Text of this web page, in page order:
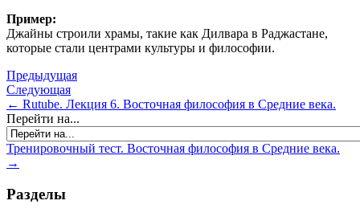
Пример:
Джайны строили храмы, такие как Дилвара в Раджастане,
которые стали центрами культуры и философии.
Предыдущая
Следующая
← Rutube. Лекция 6. Восточная философия в Средние века.
Перейти на...
Тренировочный тест. Восточная философия в Средние века.
→
Разделы